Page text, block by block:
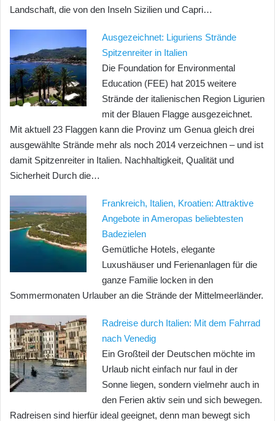
Landschaft, die von den Inseln Sizilien und Capri…
Ausgezeichnet: Liguriens Strände
Spitzenreiter in Italien
Die Foundation for Environmental
Education (FEE) hat 2015 weitere
Strände der italienischen Region Ligurien
mit der Blauen Flagge ausgezeichnet.
Mit aktuell 23 Flaggen kann die Provinz um Genua gleich drei
ausgewählte Strände mehr als noch 2014 verzeichnen – und ist
damit Spitzenreiter in Italien. Nachhaltigkeit, Qualität und
Sicherheit Durch die…
Frankreich, Italien, Kroatien: Attraktive
Angebote in Ameropas beliebtesten
Badezielen
Gemütliche Hotels, elegante
Luxushäuser und Ferienanlagen für die
ganze Familie locken in den
Sommermonaten Urlauber an die Strände der Mittelmeerländer.
Radreise durch Italien: Mit dem Fahrrad
nach Venedig
Ein Großteil der Deutschen möchte im
Urlaub nicht einfach nur faul in der
Sonne liegen, sondern vielmehr auch in
den Ferien aktiv sein und sich bewegen.
Radreisen sind hierfür ideal geeignet, denn man bewegt sich